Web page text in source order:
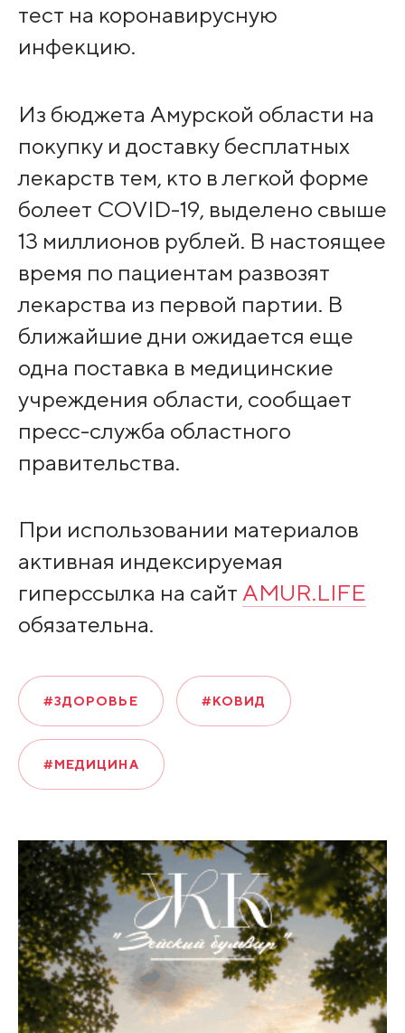
тест на коронавирусную
инфекцию.
Из бюджета Амурской области на
покупку и доставку бесплатных
лекарств тем, кто в легкой форме
болеет COVID-19, выделено свыше
13 миллионов рублей. В настоящее
время по пациентам развозят
лекарства из первой партии. В
ближайшие дни ожидается еще
одна поставка в медицинские
учреждения области, сообщает
пресс-служба областного
правительства.
При использовании материалов
активная индексируемая
гиперссылка на сайт AMUR.LIFE
обязательна.
#ЗДОРОВЬЕ #КОВИД
#МЕДИЦИНА